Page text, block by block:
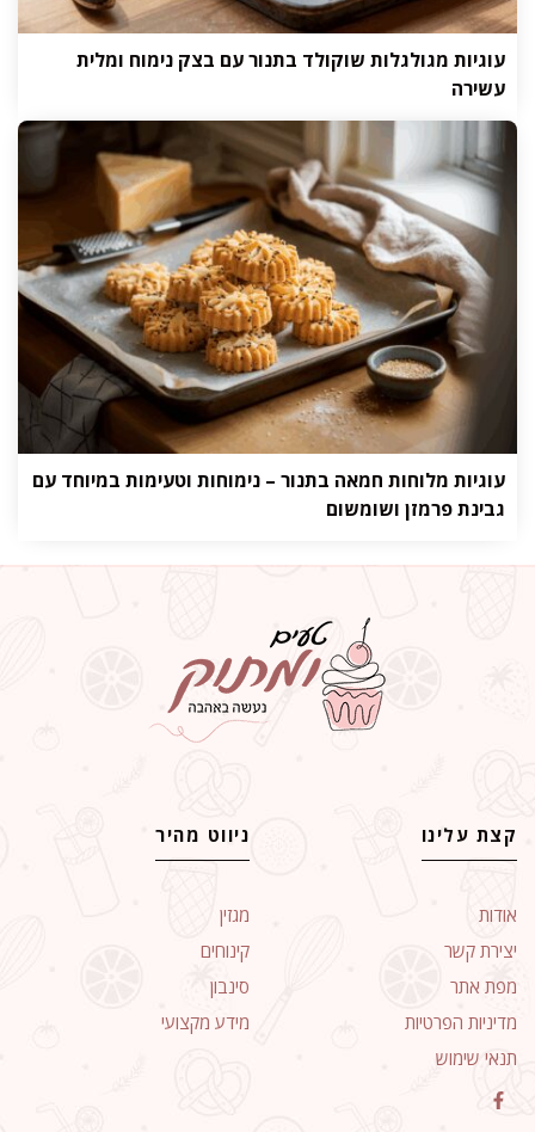
עוגיות מגולגלות שוקולד בתנור עם בצק נימוח ומלית
עשירה
עוגיות מלוחות חמאה בתנור – נימוחות וטעימות במיוחד עם
גבינת פרמזן ושומשום
קצת עלינו
אודות
יצירת קשר
מפת אתר
מדיניות הפרטיות
תנאי שימוש
ניווט מהיר
מגזין
קינוחים
סינבון
מידע מקצועי